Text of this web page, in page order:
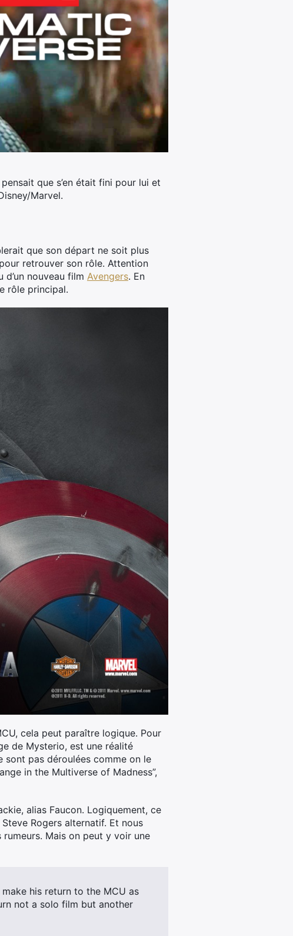
que s’en était fini pour lui et
Marvel.
que son départ ne soit plus
retrouver son rôle. Attention
nouveau film Avengers. En
rôle principal.
cela peut paraître logique. Pour
de Mysterio, est une réalité
sont pas déroulées comme on le
in the Multiverse of Madness”,
alias Faucon. Logiquement, ce
Rogers alternatif. Et nous
rumeurs. Mais on peut y voir une
his return to the MCU as
not a solo film but another